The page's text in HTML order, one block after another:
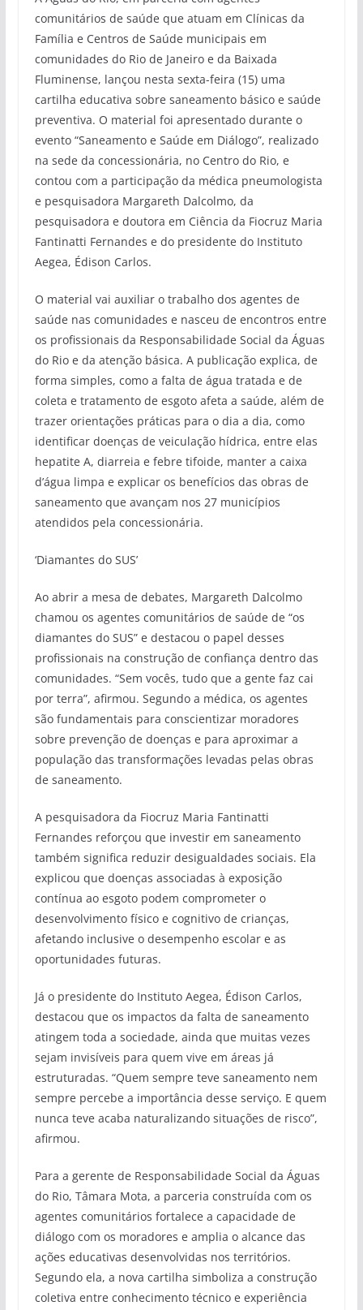
comunitários de saúde que atuam em Clínicas da
Família e Centros de Saúde municipais em
comunidades do Rio de Janeiro e da Baixada
Fluminense, lançou nesta sexta-feira (15) uma
cartilha educativa sobre saneamento básico e saúde
preventiva. O material foi apresentado durante o
evento “Saneamento e Saúde em Diálogo”, realizado
na sede da concessionária, no Centro do Rio, e
contou com a participação da médica pneumologista
e pesquisadora Margareth Dalcolmo, da
pesquisadora e doutora em Ciência da Fiocruz Maria
Fantinatti Fernandes e do presidente do Instituto
Aegea, Édison Carlos.
O material vai auxiliar o trabalho dos agentes de
saúde nas comunidades e nasceu de encontros entre
os profissionais da Responsabilidade Social da Águas
do Rio e da atenção básica. A publicação explica, de
forma simples, como a falta de água tratada e de
coleta e tratamento de esgoto afeta a saúde, além de
trazer orientações práticas para o dia a dia, como
identificar doenças de veiculação hídrica, entre elas
hepatite A, diarreia e febre tifoide, manter a caixa
d’água limpa e explicar os benefícios das obras de
saneamento que avançam nos 27 municípios
atendidos pela concessionária.
‘Diamantes do SUS’
Ao abrir a mesa de debates, Margareth Dalcolmo
chamou os agentes comunitários de saúde de “os
diamantes do SUS” e destacou o papel desses
profissionais na construção de confiança dentro das
comunidades. “Sem vocês, tudo que a gente faz cai
por terra”, afirmou. Segundo a médica, os agentes
são fundamentais para conscientizar moradores
sobre prevenção de doenças e para aproximar a
população das transformações levadas pelas obras
de saneamento.
A pesquisadora da Fiocruz Maria Fantinatti
Fernandes reforçou que investir em saneamento
também significa reduzir desigualdades sociais. Ela
explicou que doenças associadas à exposição
contínua ao esgoto podem comprometer o
desenvolvimento físico e cognitivo de crianças,
afetando inclusive o desempenho escolar e as
oportunidades futuras.
Já o presidente do Instituto Aegea, Édison Carlos,
destacou que os impactos da falta de saneamento
atingem toda a sociedade, ainda que muitas vezes
sejam invisíveis para quem vive em áreas já
estruturadas. “Quem sempre teve saneamento nem
sempre percebe a importância desse serviço. E quem
nunca teve acaba naturalizando situações de risco”,
afirmou.
Para a gerente de Responsabilidade Social da Águas
do Rio, Tâmara Mota, a parceria construída com os
agentes comunitários fortalece a capacidade de
diálogo com os moradores e amplia o alcance das
ações educativas desenvolvidas nos territórios.
Segundo ela, a nova cartilha simboliza a construção
coletiva entre conhecimento técnico e experiência